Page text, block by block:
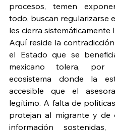
procesos, temen
todo, buscan regularizarse
les cierra sistemáticamente
Aquí reside la
el Estado que se
mexicano tolera, por
ecosistema donde la
accesible que el
legítimo. A falta de
protejan al migrante y de
información